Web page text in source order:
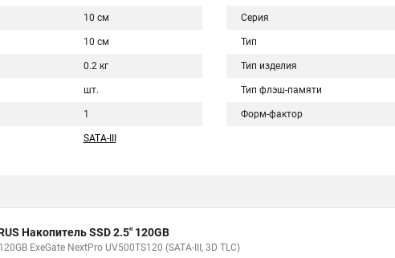
10 см
10 см
0.2 кг
шт.
1
SATA-III
Серия
Тип
Тип изделия
Тип флэш-памяти
Форм-фактор
Накопитель SSD 2.5" 120GB
ExeGate NextPro UV500TS120 (SATA-III, 3D TLC)